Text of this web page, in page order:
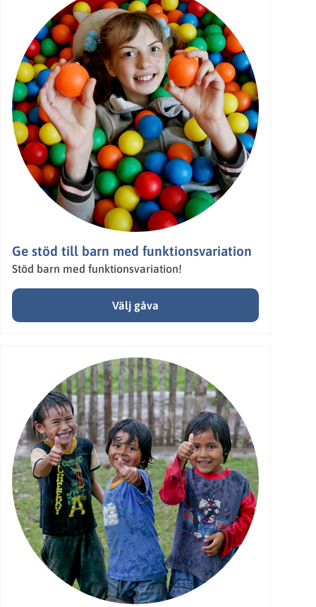
Ge stöd till barn med funktionsvariation
Stöd barn med funktionsvariation!
Välj gåva